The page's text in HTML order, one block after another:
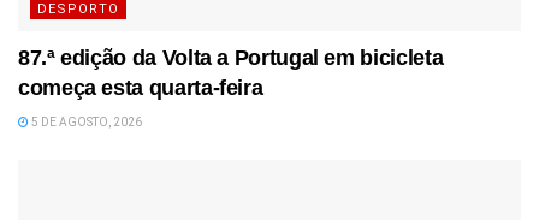
DESPORTO
87.ª edição da Volta a Portugal em bicicleta
começa esta quarta-feira
5 DE AGOSTO, 2026